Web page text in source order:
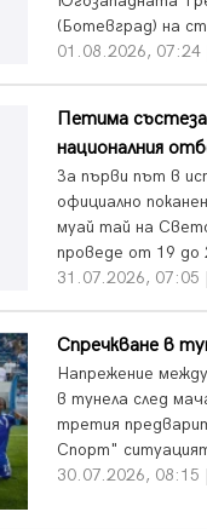
(Ботевград) на
01.08.2026,
Петима
националния
За първи път в
официално
муай тай на
проведе от 19 до
31.07.2026,
Спречкване в
Напрежение
в тунела след
третия
Спорт"
30.07.2026,